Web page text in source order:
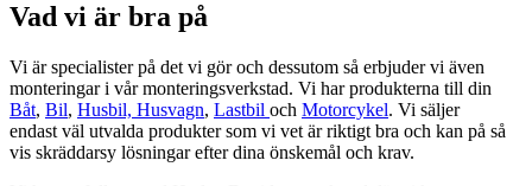
Vad vi är bra på
Vi är specialister på det vi gör och dessutom så erbjuder vi även
monteringar i vår monteringsverkstad. Vi har produkterna till din
Båt, Bil, Husbil, Husvagn, Lastbil och Motorcykel. Vi säljer
endast väl utvalda produkter som vi vet är riktigt bra och kan på så
vis skräddarsy lösningar efter dina önskemål och krav.